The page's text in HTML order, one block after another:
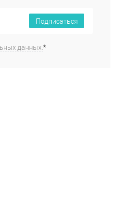
Подписаться
данных. *